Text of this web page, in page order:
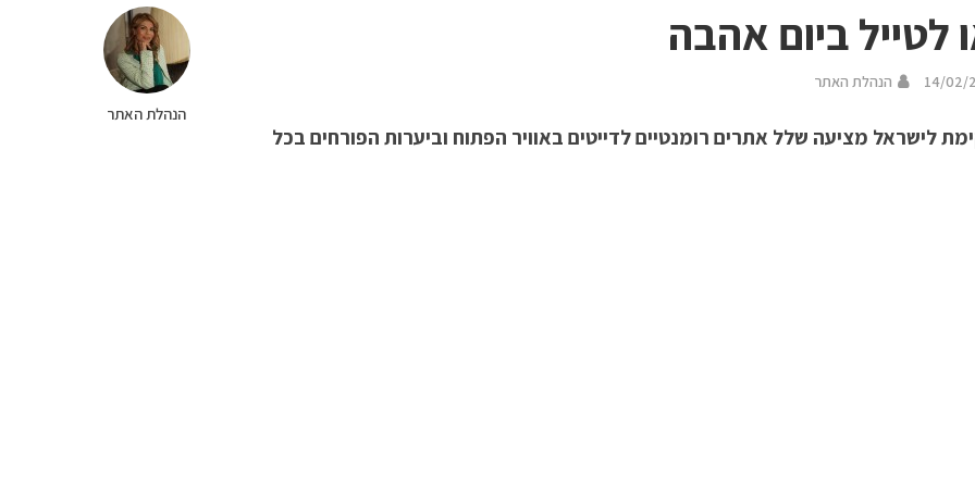
הנהלת האתר
לטייל ביום אהבה
14/02/ הנהלת האתר
לישראל מציעה שלל אתרים רומנטיים לדייטים באוויר הפתוח וביערות הפורחים בכל